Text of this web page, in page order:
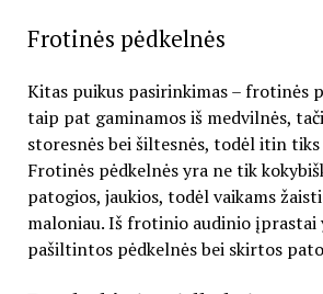
Frotinės pėdkelnės
Kitas puikus pasirinkimas – frotinės
taip pat gaminamos iš medvilnės,
storesnės bei šiltesnės, todėl itin tiks
Frotinės pėdkelnės yra ne tik
patogios, jaukios, todėl vaikams
maloniau. Iš frotinio audinio įprastai
pašiltintos pėdkelnės bei skirtos